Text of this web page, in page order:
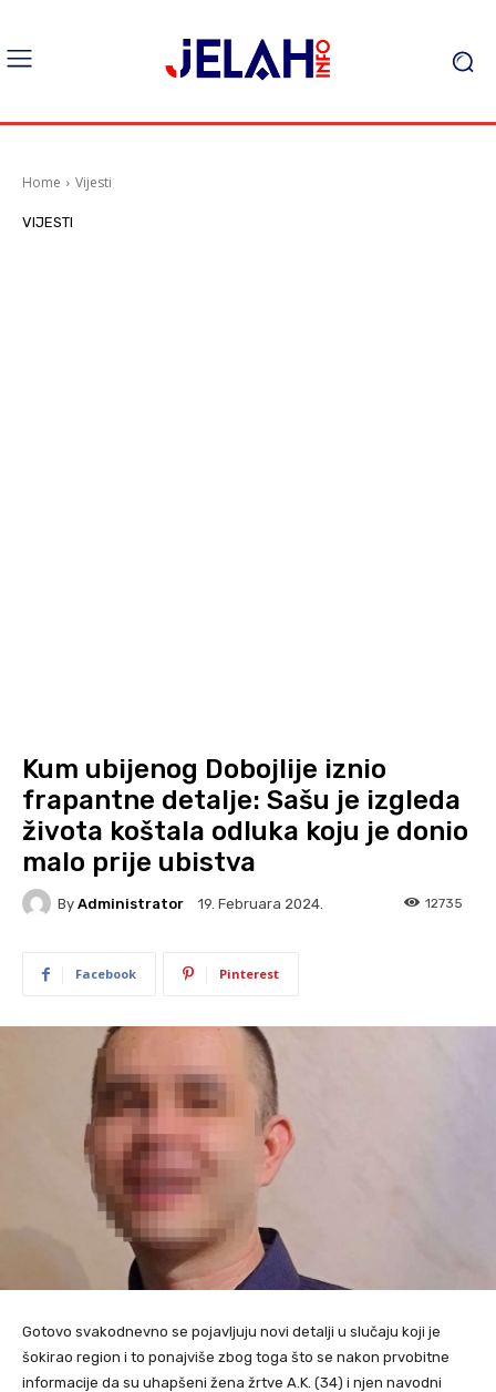
Home Vijesti
VIJESTI
Kum ubijenog Dobojlije iznio
frapantne detalje: Sašu je izgleda
života koštala odluka koju je donio
malo prije ubistva
By Administrator 19. Februara 2024. 12735
Facebook Pinterest
Gotovo svakodnevno se pojavljuju novi detalji u slučaju koji je
šokirao region i to ponajviše zbog toga što se nakon prvobitne
informacije da su uhapšeni žena žrtve A.K. (34) i njen navodni